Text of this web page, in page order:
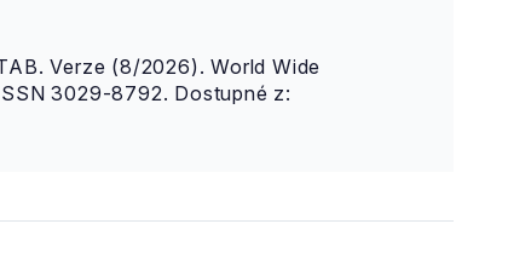
Verze (8/2026). World Wide
3029-8792. Dostupné z: